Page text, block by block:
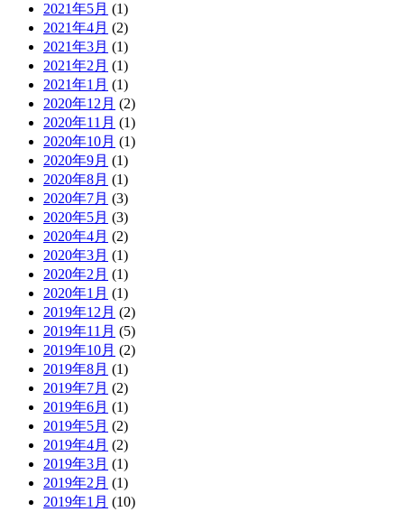
2021年5月 (1)
2021年4月 (2)
2021年3月 (1)
2021年2月 (1)
2021年1月 (1)
2020年12月 (2)
2020年11月 (1)
2020年10月 (1)
2020年9月 (1)
2020年8月 (1)
2020年7月 (3)
2020年5月 (3)
2020年4月 (2)
2020年3月 (1)
2020年2月 (1)
2020年1月 (1)
2019年12月 (2)
2019年11月 (5)
2019年10月 (2)
2019年8月 (1)
2019年7月 (2)
2019年6月 (1)
2019年5月 (2)
2019年4月 (2)
2019年3月 (1)
2019年2月 (1)
2019年1月 (10)